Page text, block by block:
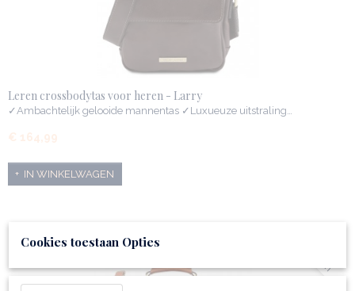
Leren crossbodytas voor heren - Larry
✓Ambachtelijk gelooide mannentas ✓Luxueuze uitstraling…
€ 164,99
IN WINKELWAGEN
Cookies toestaan Opties